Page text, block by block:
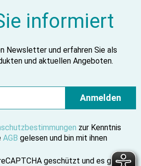
informiert
Newsletter und erfahren Sie als
und aktuellen Angeboten.
Anmelden
zur Kenntnis
AGB gelesen und bin mit ihnen
geschützt und es gelten